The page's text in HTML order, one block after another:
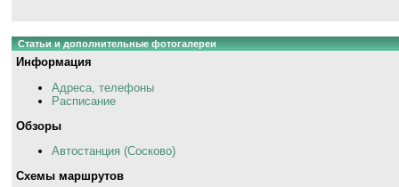
Статьи и дополнительные фотогалереи
Информация
Адреса, телефоны
Расписание
Обзоры
Автостанция (Сосково)
Схемы маршрутов